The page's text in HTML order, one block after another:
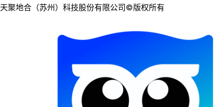
天聚地合（苏州）科技股份有限公司©版权所有